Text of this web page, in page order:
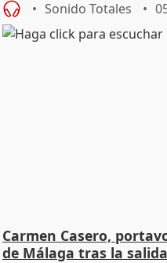
Sonido Totales
Carmen Casero,
de Málaga tras la